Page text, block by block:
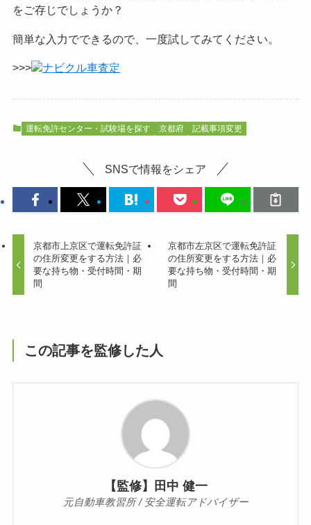
をご存じでしょうか？
簡単な入力でできるので、一度試してみてください。
>>> ナビクル車査定
運転免許センター・試験場を探す 京都府 記載事項変更
SNSで情報をシェア
京都市上京区で運転免許証
の住所変更をする方法｜必
要な持ち物・受付時間・期
間
京都市左京区で運転免許証
の住所変更をする方法｜必
要な持ち物・受付時間・期
間
この記事を監修した人
【監修】田中 健一
元自動車教習所 / 安全運転アドバイザー